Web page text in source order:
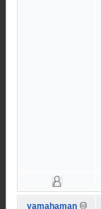
yamahaman